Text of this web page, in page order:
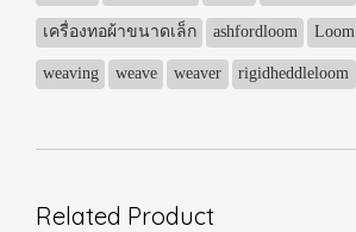
เครื่องทอผ้าขนาดเล็ก ashfordloom Loom
weaving weave weaver rigidheddleloom
Related Product